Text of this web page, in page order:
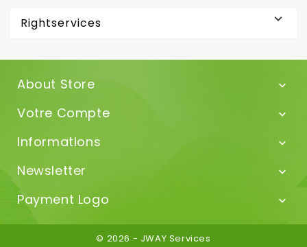
Rightservices 
About Store 
Votre Compte 
Informations 
Newsletter 
Payment Logo 
© 2026 - JWAY Services